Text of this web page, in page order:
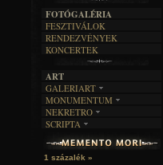
FOTÓGALÉRIA
FESZTIVÁLOK
RENDEZVÉNYEK
KONCERTEK
ART
GALERIART
ARTGALERI
KÉPREGÉNYEK
LAKÁSKULTS
MONUMENTUM
TEMETŐK
TEMPLOMOK
VÁRAK
HELYEK
NEKRETRO
SZUBKULT
FEKETE LYUK
RELIKVIÁK
SCRIPTA
NOVELLÁK
VERSEK
1 százalék »